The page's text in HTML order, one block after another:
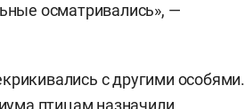
осматривались», —
с другими особями.
птицам назначили